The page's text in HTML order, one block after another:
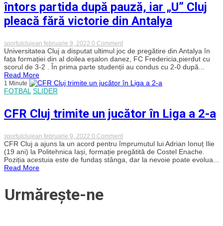
întors partida după pauză, iar „U” Cluj
pleacă fără victorie din Antalya
sportulclujean februarie 9, 2022 0 Commenton
Dubla
lui
Tescan
insuficientă
amicalul
au
întors
după
pauză,
iar
„U”
Cluj
Universitatea Cluj a disputat ultimul joc de pregătire din Antalya în
fața formației din al doilea eșalon danez, FC Fredericia,pierdut cu
scorul de 3-2 . În prima parte studenții au condus cu 2-0 după...
Read More
1 Minute
FOTBAL SLIDER
CFR Cluj trimite un jucător în Liga a 2-a
sportulclujean februarie 9, 2022 0 Commenton
CFR
Cluj
trimite
un
CFR Cluj a ajuns la un acord pentru împrumutul lui Adrian Ionuț Ilie
(19 ani) la Politehnica Iași, formație pregătită de Costel Enache.
Poziția acestuia este de fundaș stânga, dar la nevoie poate evolua...
Read More
Urmărește-ne